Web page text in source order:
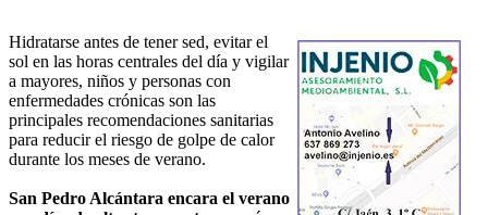
Hidratarse antes de tener sed, evitar el
sol en las horas centrales del día y vigilar
a mayores, niños y personas con
enfermedades crónicas son las
principales recomendaciones sanitarias
para reducir el riesgo de golpe de calor
durante los meses de verano.
San Pedro Alcántara encara el verano